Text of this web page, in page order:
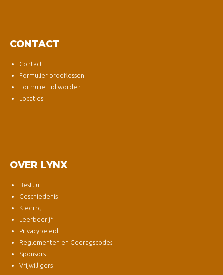
CONTACT
Contact
Formulier proeflessen
Formulier lid worden
Locaties
OVER LYNX
Bestuur
Geschiedenis
Kleding
Leerbedrijf
Privacybeleid
Reglementen en Gedragscodes
Sponsors
Vrijwilligers